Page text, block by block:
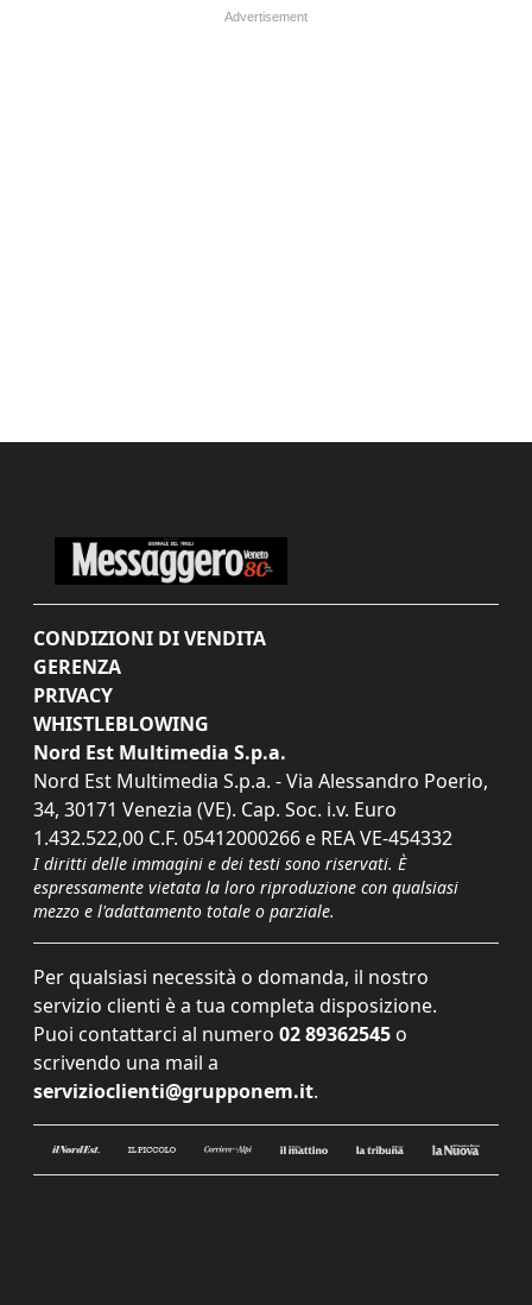
CONDIZIONI DI VENDITA
GERENZA
PRIVACY
WHISTLEBLOWING
Nord Est Multimedia S.p.a.
Nord Est Multimedia S.p.a. - Via Alessandro Poerio,
34, 30171 Venezia (VE). Cap. Soc. i.v. Euro
1.432.522,00 C.F. 05412000266 e REA VE-454332
I diritti delle immagini e dei testi sono riservati. È
espressamente vietata la loro riproduzione con qualsiasi
mezzo e l'adattamento totale o parziale.
Per qualsiasi necessità o domanda, il nostro
servizio clienti è a tua completa disposizione.
Puoi contattarci al numero 02 89362545 o
scrivendo una mail a
servizioclienti@grupponem.it.